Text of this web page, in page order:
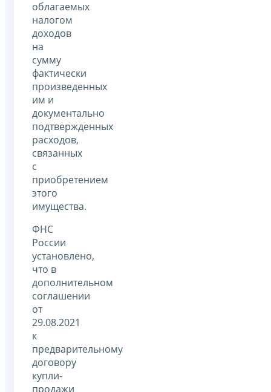
облагаемых
налогом
доходов
на
сумму
фактически
произведенных
им и
документально
подтвержденных
расходов,
связанных
с
приобретением
этого
имущества.
ФНС
России
установлено,
что в
дополнительном
соглашении
от
29.08.2021
к
предварительному
договору
купли-
продажи